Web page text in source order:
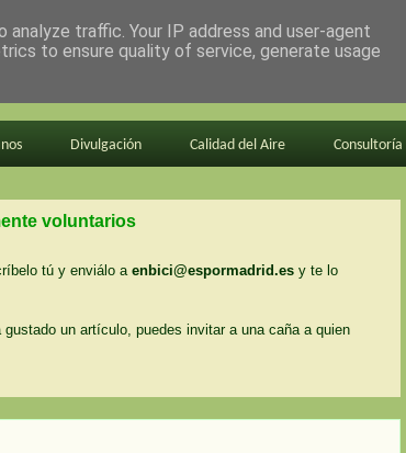
Divulgación Calidad del Aire Consultoría
voluntarios
tú y enviálo a enbici@espormadrid.es y te lo
un artículo, puedes invitar a una caña a quien
traffic. Your IP address and user-agent
to ensure quality of service, generate usage